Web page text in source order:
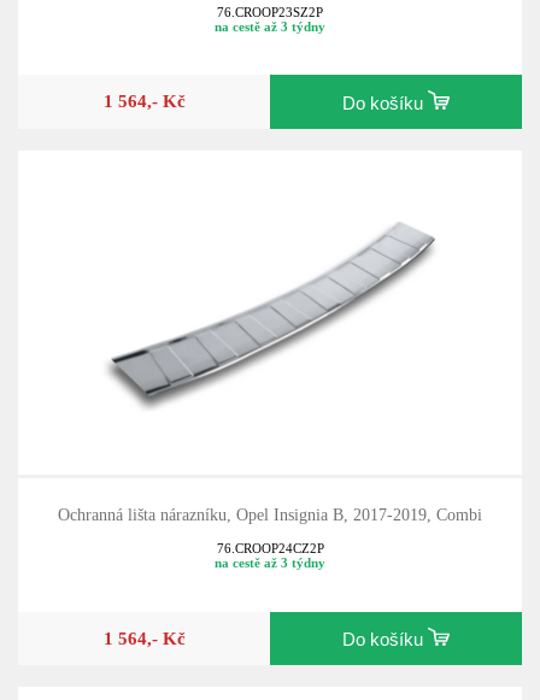
76.CROOP23SZ2P
na cestě až 3 týdny
1 564,- Kč Do košíku
Ochranná lišta nárazníku, Opel Insignia B, 2017-2019, Combi
76.CROOP24CZ2P
na cestě až 3 týdny
1 564,- Kč Do košíku